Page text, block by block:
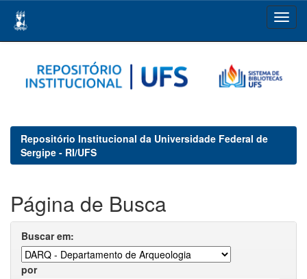
navigation
Repositório Institucional da Universidade Federal de
Sergipe - RI/UFS
Página de Busca
Buscar em:
por